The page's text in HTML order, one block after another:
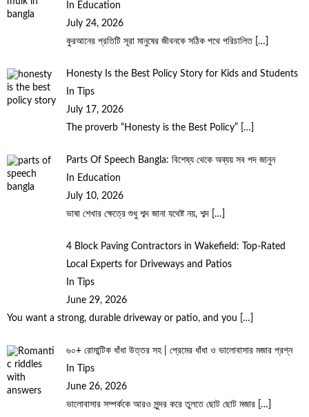
In Education
July 24, 2026
কুরআনের প্রতিটি সূরা মানুষের জীবনকে সঠিক পথে পরিচালিত […]
Honesty Is the Best Policy Story for Kids and Students
In Tips
July 17, 2026
The proverb “Honesty is the Best Policy”
[…]
Parts Of Speech Bangla: বিশেষ্য থেকে অব্যয় সব পদ জানুন
In Education
July 10, 2026
ভাষা শেখার ক্ষেত্রে শুধু শব্দ জানা যথেষ্ট নয়, শব্দ […]
4 Block Paving Contractors in Wakefield: Top-Rated
Local Experts for Driveways and Patios
In Tips
June 29, 2026
You want a strong, durable driveway or patio, and you
[…]
৬০+ রোমান্টিক ধাঁধা উত্তর সহ | প্রেমের ধাঁধা ও ভালোবাসার মজার প্রশ্ন
In Tips
June 26, 2026
ভালোবাসার সম্পর্ককে আরও সুন্দর করে তুলতে ছোট ছোট মজার […]